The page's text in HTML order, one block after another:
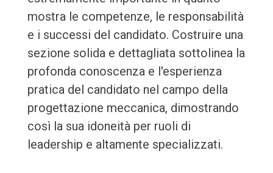
mostra le competenze, le responsabilità
e i successi del candidato. Costruire una
sezione solida e dettagliata sottolinea la
profonda conoscenza e l'esperienza
pratica del candidato nel campo della
progettazione meccanica, dimostrando
così la sua idoneità per ruoli di
leadership e altamente specializzati.